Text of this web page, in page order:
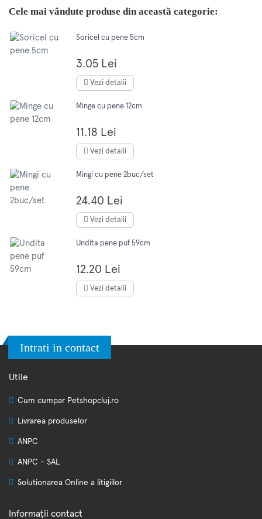
Cele mai vândute produse din această categorie:
Soricel cu pene 5cm
3.05 Lei
Vezi detalii
Minge cu pene 12cm
11.18 Lei
Vezi detalii
Mingi cu pene 2buc/set
24.40 Lei
Vezi detalii
Undita pene puf 59cm
12.20 Lei
Vezi detalii
Intrati in contact
Utile
Cum cumpar Petshopcluj.ro
Livrarea produselor
ANPC
ANPC - SAL
Solutionarea Online a litigiilor
Informații contact